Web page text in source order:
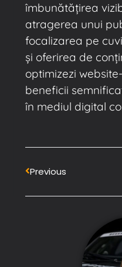
îmbunătățirea
atragerea unui
focalizarea pe
și oferirea de
optimizezi
beneficii
în mediul digital
Previous